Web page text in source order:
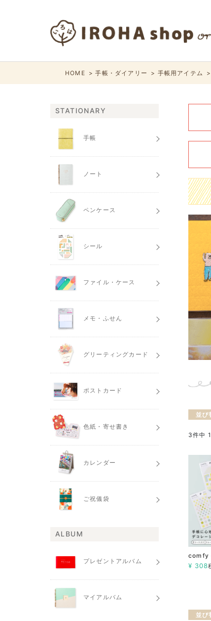
HOME 手帳・ダイアリー 手帳用アイテム
並び
3件中 1
comfy
¥ 308
並び
STATIONARY
手帳
ノート
ペンケース
シール
ファイル・ケース
メモ・ふせん
グリーティングカード
ポストカード
色紙・寄せ書き
カレンダー
ご祝儀袋
ALBUM
プレゼントアルバム
マイアルバム